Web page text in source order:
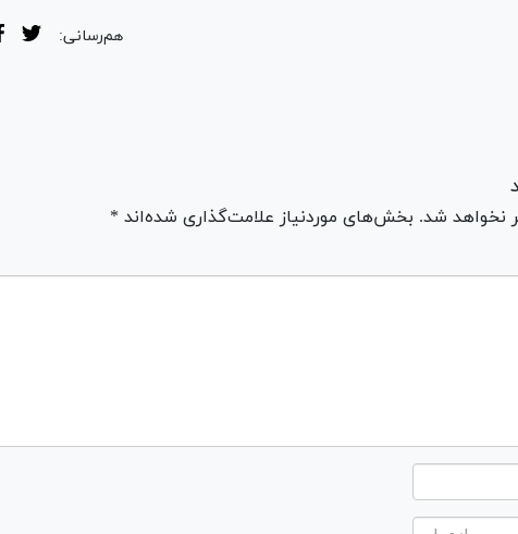
هم‌رسانی:
نخواهد شد. بخش‌های موردنیاز علامت‌گذاری شده‌اند *